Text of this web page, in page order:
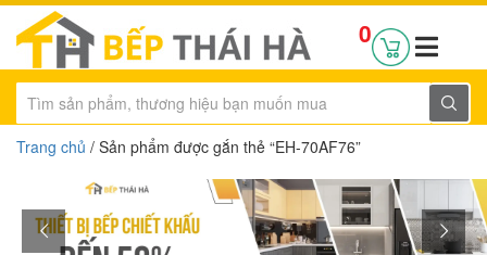
0
Trang chủ / Sản phẩm được gắn thẻ “EH-70AF76”